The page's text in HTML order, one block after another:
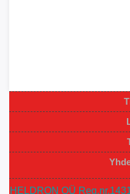
HELDRON OÜ